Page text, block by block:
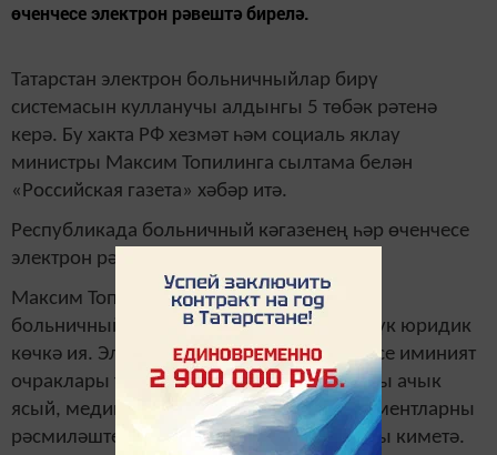
өченчесе электрон рәвештә бирелә.
Татарстан электрон больничныйлар бирү
системасын кулланучы алдынгы 5 төбәк рәтенә
керә. Бу хакта РФ хезмәт һәм социаль яклау
министры Максим Топилинга сылтама белән
«Российская газета» хәбәр итә.
Республикада больничный кәгазенең һәр өченчесе
электрон рәвештә бирелә.
Максим Топилин сүзләренчә, электрон
больничный кәгазь формадагысы кебек үк юридик
көчкә ия. Электрон документ технологиясе иминият
очраклары турында мәгълүмат алмашуны ачык
ясый, медицина оешмаларында бу документларны
рәсмиләштергәндә тотылган чыгымнарны киметә.